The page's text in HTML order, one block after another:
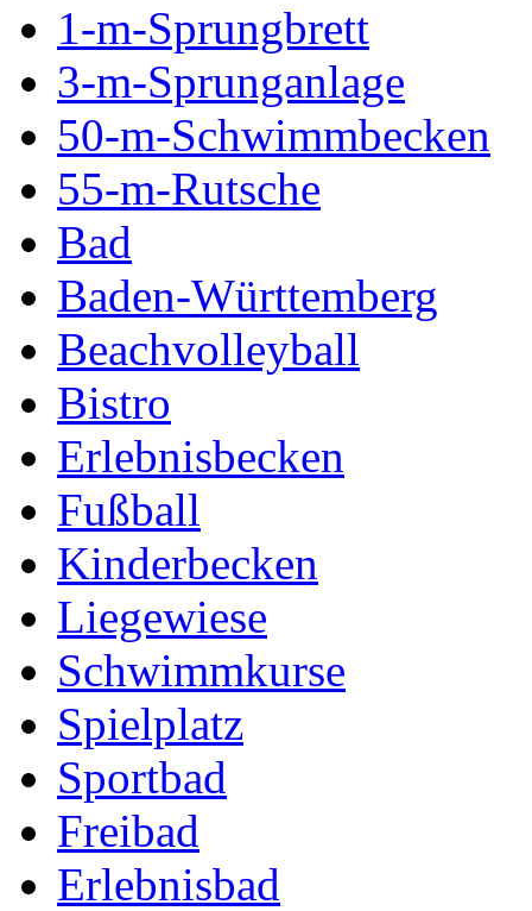
1-m-Sprungbrett
3-m-Sprunganlage
50-m-Schwimmbecken
55-m-Rutsche
Bad
Baden-Württemberg
Beachvolleyball
Bistro
Erlebnisbecken
Fußball
Kinderbecken
Liegewiese
Schwimmkurse
Spielplatz
Sportbad
Freibad
Erlebnisbad